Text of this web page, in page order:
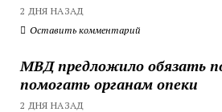
2 ДНЯ НАЗАД
Оставить комментарий
МВД предложило обязать
помогать органам опеки
2 ДНЯ НАЗАД